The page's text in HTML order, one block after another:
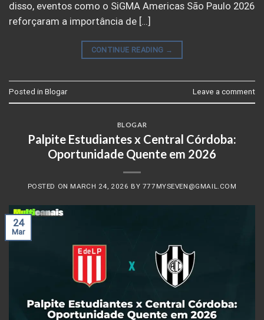
disso, eventos como o SiGMA Americas São Paulo 2026
reforçaram a importância de […]
CONTINUE READING →
Posted in Blogar Leave a comment
BLOGAR
Palpite Estudiantes x Central Córdoba:
Oportunidade Quente em 2026
POSTED ON MARCH 24, 2026 BY 777MYSEVEN@GMAIL.COM
24
Mar